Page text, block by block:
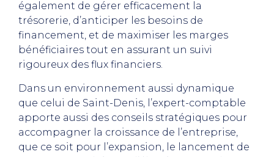
également de gérer efficacement la
trésorerie, d’anticiper les besoins de
financement, et de maximiser les marges
bénéficiaires tout en assurant un suivi
rigoureux des flux financiers.
Dans un environnement aussi dynamique
que celui de Saint-Denis, l’expert-comptable
apporte aussi des conseils stratégiques pour
accompagner la croissance de l’entreprise,
que ce soit pour l’expansion, le lancement de